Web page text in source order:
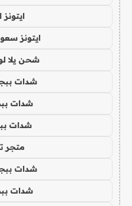
ايتونز
شحن يلا
شدات
شدات
شدات
متجر
شدات
شدات